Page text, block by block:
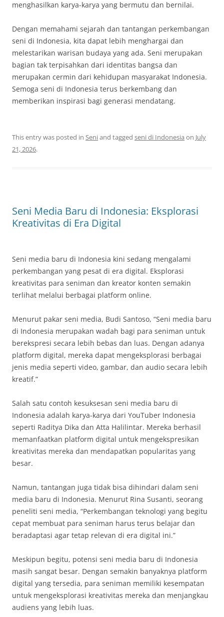
menghasilkan karya-karya yang bermutu dan bernilai.
Dengan memahami sejarah dan tantangan perkembangan
seni di Indonesia, kita dapat lebih menghargai dan
melestarikan warisan budaya yang ada. Seni merupakan
bagian tak terpisahkan dari identitas bangsa dan
merupakan cermin dari kehidupan masyarakat Indonesia.
Semoga seni di Indonesia terus berkembang dan
memberikan inspirasi bagi generasi mendatang.
This entry was posted in Seniand tagged seni di Indonesia on July
21, 2026.
Seni Media Baru di Indonesia: Eksplorasi
Kreativitas di Era Digital
Seni media baru di Indonesia kini sedang mengalami
perkembangan yang pesat di era digital. Eksplorasi
kreativitas para seniman dan kreator konten semakin
terlihat melalui berbagai platform online.
Menurut pakar seni media, Budi Santoso, “Seni media baru
di Indonesia merupakan wadah bagi para seniman untuk
berekspresi secara lebih bebas dan luas. Dengan adanya
platform digital, mereka dapat mengeksplorasi berbagai
jenis media seperti video, gambar, dan audio secara lebih
kreatif.”
Salah satu contoh kesuksesan seni media baru di
Indonesia adalah karya-karya dari YouTuber Indonesia
seperti Raditya Dika dan Atta Halilintar. Mereka berhasil
memanfaatkan platform digital untuk mengekspresikan
kreativitas mereka dan mendapatkan popularitas yang
besar.
Namun, tantangan juga tidak bisa dihindari dalam seni
media baru di Indonesia. Menurut Rina Susanti, seorang
peneliti seni media, “Perkembangan teknologi yang begitu
cepat membuat para seniman harus terus belajar dan
beradaptasi agar tetap relevan di era digital ini.”
Meskipun begitu, potensi seni media baru di Indonesia
masih sangat besar. Dengan semakin banyaknya platform
digital yang tersedia, para seniman memiliki kesempatan
untuk mengeksplorasi kreativitas mereka dan menjangkau
audiens yang lebih luas.